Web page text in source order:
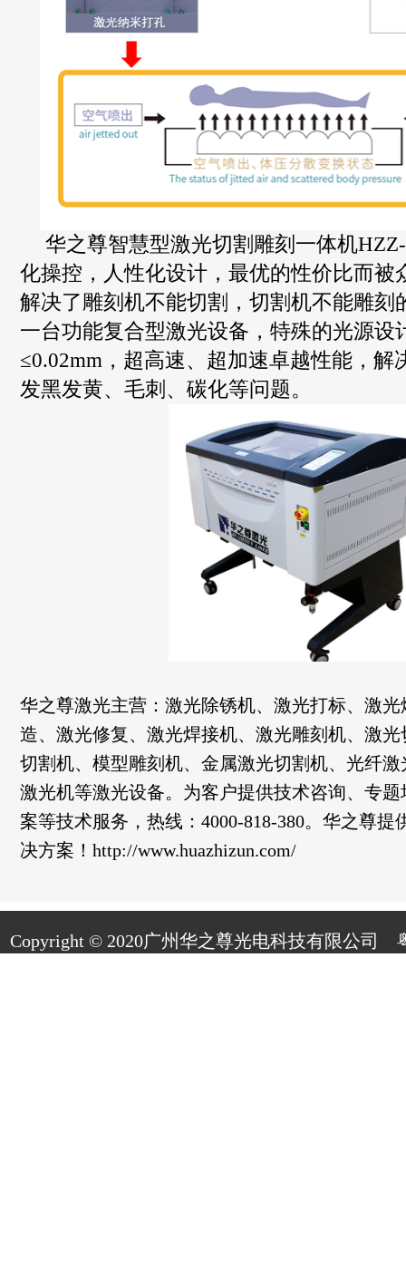
华之尊智慧型激光切割雕刻一体机
化操控，人性化设计，最优的性价比而被
解决了雕刻机不能切割，切割机不能雕刻
一台功能复合型激光设备，特殊的光源设
≤0.02mm ，超高速、超加速卓越性能，解
发黑发黄、毛刺、碳化等问题。
华之尊激光主营：激光除锈机、激光打标、激
造、激光修复、激光焊接机、激光雕刻机、激
切割机、模型雕刻机、金属激光切割机、光纤
激光机等激光设备。为客户提供技术咨询、专
案等技术服务，热线：4000-818-380。华之尊提
决方案！http://www.huazhizun.com/
Copyright © 2020广州华之尊光电科技有限公司